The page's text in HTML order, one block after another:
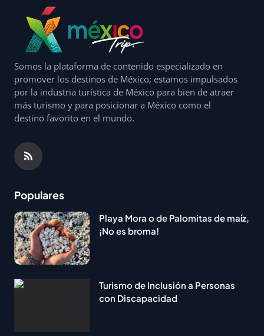
Somos la plataforma de contenido especializado en
promover los destinos de México; estamos impulsados
por la industria turística de México para bien de atraer
más turismo y para posicionar a México como el
destino favorito en el mundo.
Populares
Playa Mora o de Palomitas de maíz,
¡No es broma!
Turismo de Inclusión a Personas
con Discapacidad